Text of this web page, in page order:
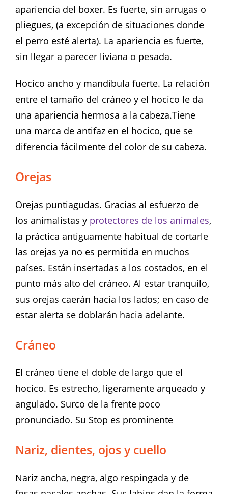
apariencia del boxer. Es fuerte, sin arrugas o
pliegues, (a excepción de situaciones donde
el perro esté alerta). La apariencia es fuerte,
sin llegar a parecer liviana o pesada.
Hocico ancho y mandíbula fuerte. La relación
entre el tamaño del cráneo y el hocico le da
una apariencia hermosa a la cabeza.Tiene
una marca de antifaz en el hocico, que se
diferencia fácilmente del color de su cabeza.
Orejas
Orejas puntiagudas. Gracias al esfuerzo de
los animalistas y protectores de los animales,
la práctica antiguamente habitual de cortarle
las orejas ya no es permitida en muchos
países. Están insertadas a los costados, en el
punto más alto del cráneo. Al estar tranquilo,
sus orejas caerán hacia los lados; en caso de
estar alerta se doblarán hacia adelante.
Cráneo
El cráneo tiene el doble de largo que el
hocico. Es estrecho, ligeramente arqueado y
angulado. Surco de la frente poco
pronunciado. Su Stop es prominente
Nariz, dientes, ojos y cuello
Nariz ancha, negra, algo respingada y de